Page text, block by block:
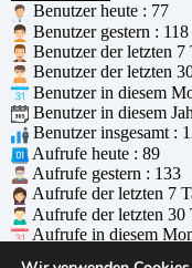
Benutzer heute : 77
Benutzer gestern : 118
Benutzer der letzten 7
Benutzer der letzten
Benutzer in diesem
Benutzer in diesem
Benutzer insgesamt :
Aufrufe heute : 89
Aufrufe gestern : 133
Aufrufe der letzten 7
Aufrufe der letzten 30
Aufrufe in diesem